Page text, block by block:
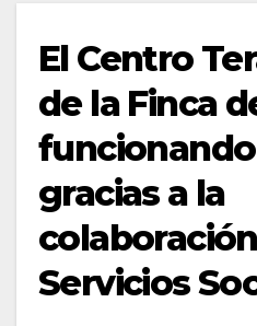
El Centro
de la Finca
gracias a la
Servicios